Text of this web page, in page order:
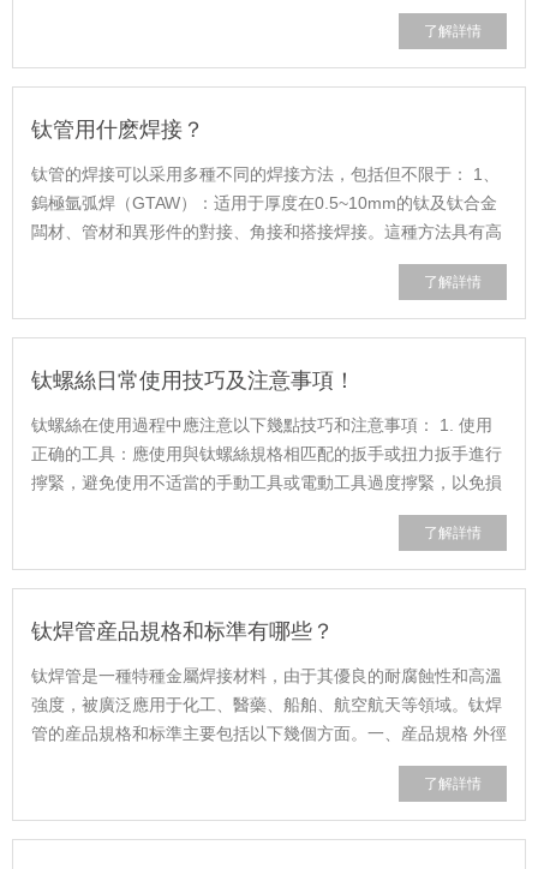
了解詳情
钛管用什麽焊接？
钛管的焊接可以采用多種不同的焊接方法，包括但不限于： 1、
鎢極氩弧焊（GTAW）：适用于厚度在0.5~10mm的钛及钛合金
闆材、管材和異形件的對接、角接和搭接焊接。這種方法具有高
了解詳情
钛螺絲日常使用技巧及注意事項！
钛螺絲在使用過程中應注意以下幾點技巧和注意事項： 1. 使用
正确的工具：應使用與钛螺絲規格相匹配的扳手或扭力扳手進行
擰緊，避免使用不适當的手動工具或電動工具過度擰緊，以免損
了解詳情
钛焊管産品規格和标準有哪些？
钛焊管是一種特種金屬焊接材料，由于其優良的耐腐蝕性和高溫
強度，被廣泛應用于化工、醫藥、船舶、航空航天等領域。钛焊
管的産品規格和标準主要包括以下幾個方面。一、産品規格 外徑
了解詳情